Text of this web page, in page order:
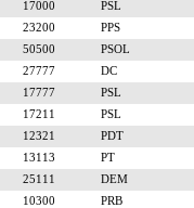
17000
PSL
23200
PPS
50500
PSOL
27777
DC
17777
PSL
17211
PSL
12321
PDT
13113
PT
25111
DEM
10300
PRB